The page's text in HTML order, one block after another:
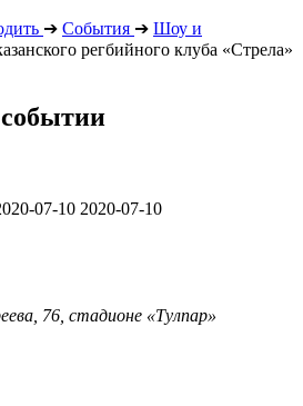
➔ События ➔ Шоу и
регбийного клуба «Стрела»
07-10 2020-07-10
76, стадионе «Тулпар»